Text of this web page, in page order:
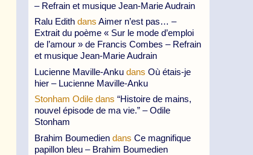
– Refrain et musique Jean-Marie Audrain
Ralu Edith dans Aimer n’est pas… –
Extrait du poème « Sur le mode d’emploi
de l’amour » de Francis Combes – Refrain
et musique Jean-Marie Audrain
Lucienne Maville-Anku dans Où étais-je
hier – Lucienne Maville-Anku
Stonham Odile dans “Histoire de mains,
nouvel épisode de ma vie.” – Odile
Stonham
Brahim Boumedien dans Ce magnifique
papillon bleu – Brahim Boumedien